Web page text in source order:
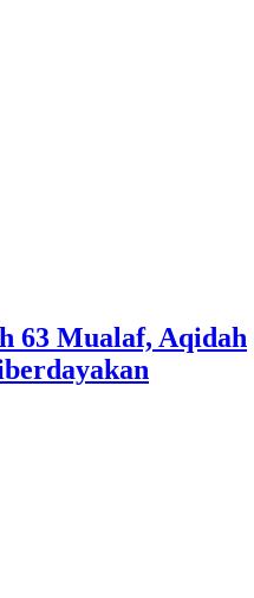
63 Mualaf, Aqidah